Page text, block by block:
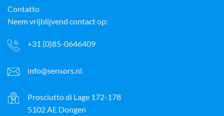
Contatto
Neem vrijblijvend contact op:
+31 (0)85-0646409
info@sensors.nl
Prosciutto di Lage 172-178
5102 AE Dongen